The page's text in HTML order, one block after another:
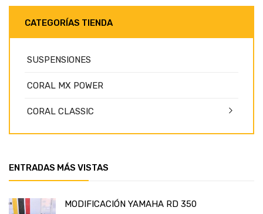
CATEGORÍAS TIENDA
SUSPENSIONES
CORAL MX POWER
CORAL CLASSIC
ENTRADAS MÁS VISTAS
MODIFICACIÓN YAMAHA RD 350